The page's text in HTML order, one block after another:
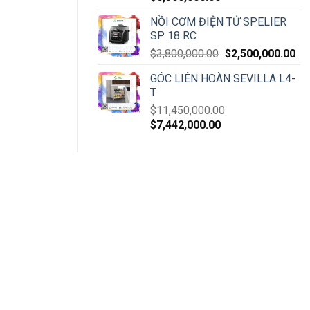
NỒI CƠM ĐIỆN TỬ SPELIER
SP 18 RC
$3,800,000.00 $2,500,000.00
GÓC LIÊN HOÀN SEVILLA L4-
T
$11,450,000.00
$7,442,000.00